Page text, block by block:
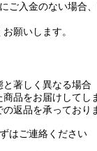
ご入金のない場合
願いします。
と著しく異なる場合
商品をお届けしてし
返品を承っており
はご連絡ください